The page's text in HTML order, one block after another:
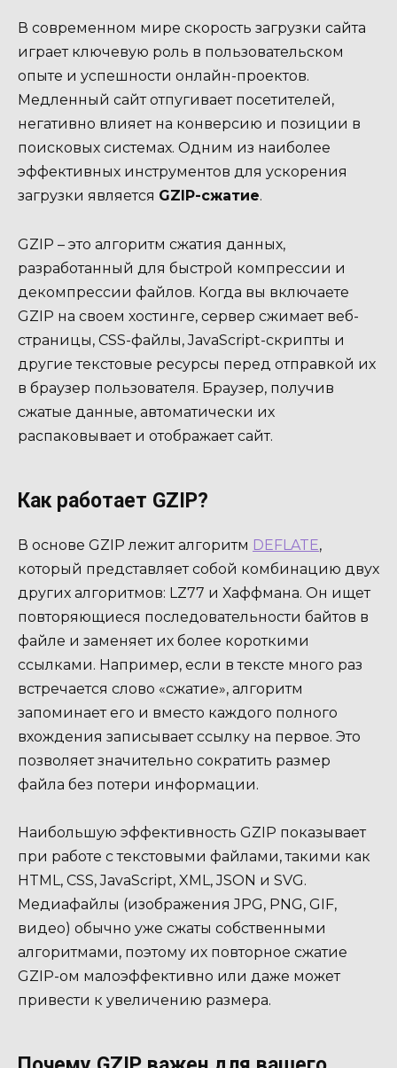
В современном мире скорость загрузки сайта
играет ключевую роль в пользовательском
опыте и успешности онлайн-проектов.
Медленный сайт отпугивает посетителей,
негативно влияет на конверсию и позиции в
поисковых системах. Одним из наиболее
эффективных инструментов для ускорения
загрузки является GZIP-сжатие.
GZIP – это алгоритм сжатия данных,
разработанный для быстрой компрессии и
декомпрессии файлов. Когда вы включаете
GZIP на своем хостинге, сервер сжимает веб-
страницы, CSS-файлы, JavaScript-скрипты и
другие текстовые ресурсы перед отправкой их
в браузер пользователя. Браузер, получив
сжатые данные, автоматически их
распаковывает и отображает сайт.
Как работает GZIP?
В основе GZIP лежит алгоритм DEFLATE,
который представляет собой комбинацию двух
других алгоритмов: LZ77 и Хаффмана. Он ищет
повторяющиеся последовательности байтов в
файле и заменяет их более короткими
ссылками. Например, если в тексте много раз
встречается слово «сжатие», алгоритм
запоминает его и вместо каждого полного
вхождения записывает ссылку на первое. Это
позволяет значительно сократить размер
файла без потери информации.
Наибольшую эффективность GZIP показывает
при работе с текстовыми файлами, такими как
HTML, CSS, JavaScript, XML, JSON и SVG.
Медиафайлы (изображения JPG, PNG, GIF,
видео) обычно уже сжаты собственными
алгоритмами, поэтому их повторное сжатие
GZIP-ом малоэффективно или даже может
привести к увеличению размера.